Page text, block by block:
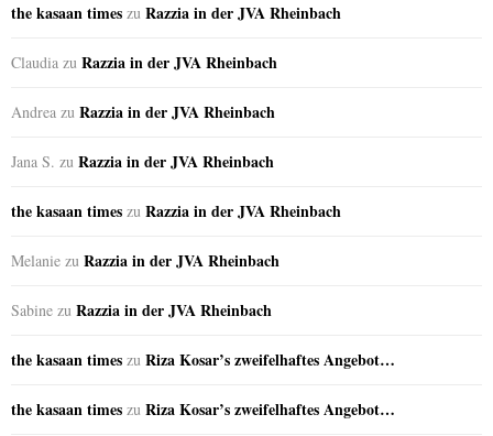
the kasaan times zu Razzia in der JVA Rheinbach
Claudia zu Razzia in der JVA Rheinbach
Andrea zu Razzia in der JVA Rheinbach
Jana S. zu Razzia in der JVA Rheinbach
the kasaan times zu Razzia in der JVA Rheinbach
Melanie zu Razzia in der JVA Rheinbach
Sabine zu Razzia in der JVA Rheinbach
the kasaan times zu Riza Kosar’s zweifelhaftes Angebot…
the kasaan times zu Riza Kosar’s zweifelhaftes Angebot…